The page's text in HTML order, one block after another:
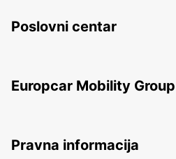
Poslovni centar
Europcar Mobility Group
Pravna informacija